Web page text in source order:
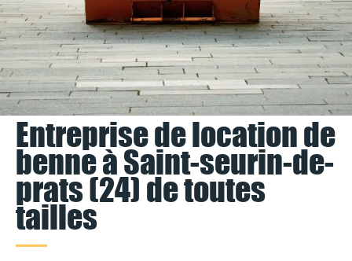
Entreprise de location de
benne à Saint-seurin-de-
prats (24) de toutes
tailles